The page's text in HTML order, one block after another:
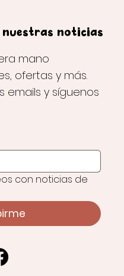
noticias
mano
ofertas y más.
emails y síguenos
con noticias de